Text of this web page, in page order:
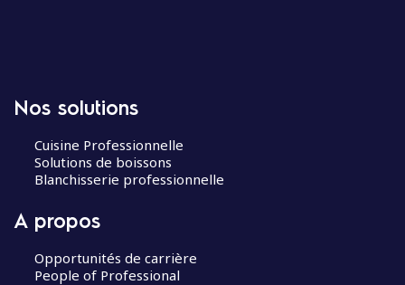
Nos solutions
Cuisine Professionnelle
Solutions de boissons
Blanchisserie professionnelle
A propos
Opportunités de carrière
People of Professional